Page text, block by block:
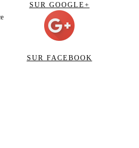
SUR GOOGLE+
SUR FACEBOOK